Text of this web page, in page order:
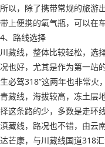
所以，除了携带常规的旅游
带上便携的氧气瓶，可以在车
4、路线选择
川藏线，整体比较轻松，选
况也好，尤其是作为第一站
生必驾318”这两年也非常火
青藏线，海拔较高，冻土层
择这条路的少，多数是走环
滇藏线，路况也不错，由云
达芒康，与川藏线国道318